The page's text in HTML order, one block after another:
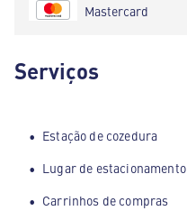
Mastercard
Serviços
Estação de cozedura
Lugar de estacionamento
Carrinhos de compras